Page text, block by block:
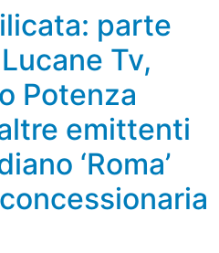
parte
Tv,
Potenza
emittenti
‘Roma’